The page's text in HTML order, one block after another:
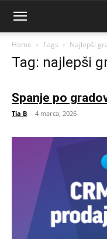
Home Tags Najlepši
Tag: najlepši
Spanje po
Tia B - 4 marca, 2026